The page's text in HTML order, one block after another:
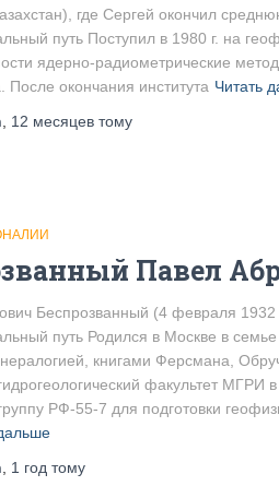
где Сергей окончил
путь Поступил в 1980 г. на
ядерно-радиометрические
После окончания института Читать
12 месяцевтому
Павел
Беспрозванный (4 февраля
путь Родился в Москве в семье
книгами Ферсмана,
факультет МГРИ
РФ-55-7 для подготовки
1 год тому